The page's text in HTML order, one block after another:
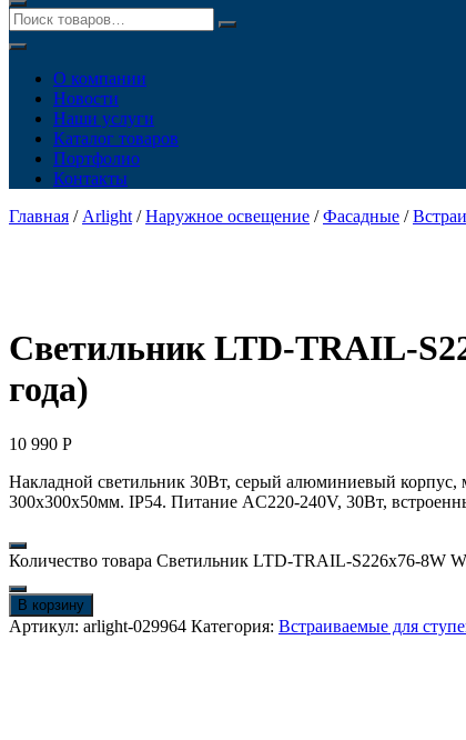
О компании
Новости
Наши услуги
Каталог товаров
Портфолио
Контакты
Главная / Arlight /Наружное освещение /Фасадные /
Светильник LTD-TRAIL-
года)
10 990 Р
Накладной светильник 30Вт, серый алюминиевый
300x300x50мм. IP54. Питание AC220-240V, 30Вт,
Количество товара Светильник LTD-TRAIL-S226x76-8W
В корзину
Артикул: arlight-029964 Категория: Встраиваемые для